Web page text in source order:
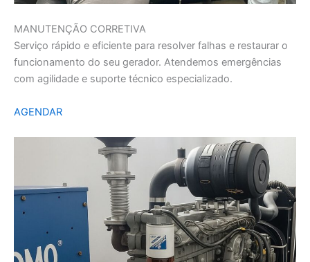
MANUTENÇÃO CORRETIVA
Serviço rápido e eficiente para resolver falhas e restaurar o
funcionamento do seu gerador. Atendemos emergências
com agilidade e suporte técnico especializado.
AGENDAR